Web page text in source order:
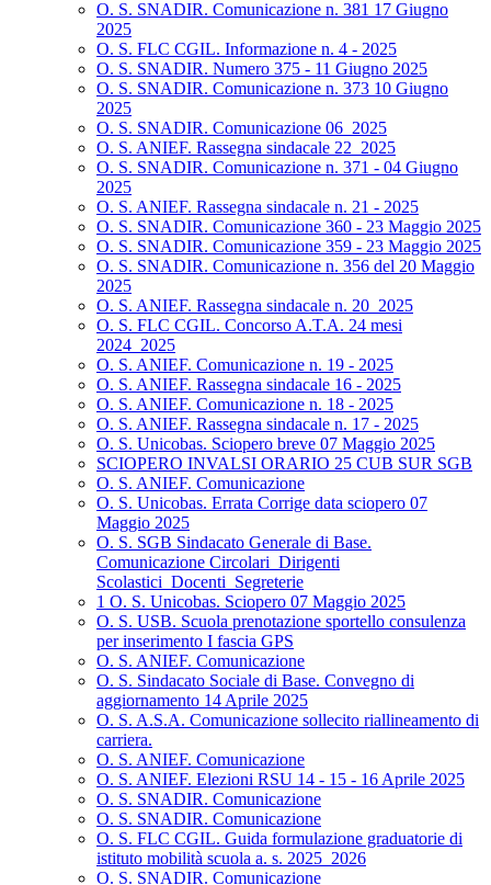
O. S. SNADIR. Comunicazione n. 381 17 Giugno
2025
O. S. FLC CGIL. Informazione n. 4 - 2025
O. S. SNADIR. Numero 375 - 11 Giugno 2025
O. S. SNADIR. Comunicazione n. 373 10 Giugno
2025
O. S. SNADIR. Comunicazione 06_2025
O. S. ANIEF. Rassegna sindacale 22_2025
O. S. SNADIR. Comunicazione n. 371 - 04 Giugno
2025
O. S. ANIEF. Rassegna sindacale n. 21 - 2025
O. S. SNADIR. Comunicazione 360 - 23 Maggio 2025
O. S. SNADIR. Comunicazione 359 - 23 Maggio 2025
O. S. SNADIR. Comunicazione n. 356 del 20 Maggio
2025
O. S. ANIEF. Rassegna sindacale n. 20_2025
O. S. FLC CGIL. Concorso A.T.A. 24 mesi
2024_2025
O. S. ANIEF. Comunicazione n. 19 - 2025
O. S. ANIEF. Rassegna sindacale 16 - 2025
O. S. ANIEF. Comunicazione n. 18 - 2025
O. S. ANIEF. Rassegna sindacale n. 17 - 2025
O. S. Unicobas. Sciopero breve 07 Maggio 2025
SCIOPERO INVALSI ORARIO 25 CUB SUR SGB
O. S. ANIEF. Comunicazione
O. S. Unicobas. Errata Corrige data sciopero 07
Maggio 2025
O. S. SGB Sindacato Generale di Base.
Comunicazione Circolari_Dirigenti
Scolastici_Docenti_Segreterie
1 O. S. Unicobas. Sciopero 07 Maggio 2025
O. S. USB. Scuola prenotazione sportello consulenza
per inserimento I fascia GPS
O. S. ANIEF. Comunicazione
O. S. Sindacato Sociale di Base. Convegno di
aggiornamento 14 Aprile 2025
O. S. A.S.A. Comunicazione sollecito riallineamento di
carriera.
O. S. ANIEF. Comunicazione
O. S. ANIEF. Elezioni RSU 14 - 15 - 16 Aprile 2025
O. S. SNADIR. Comunicazione
O. S. SNADIR. Comunicazione
O. S. FLC CGIL. Guida formulazione graduatorie di
istituto mobilità scuola a. s. 2025_2026
O. S. SNADIR. Comunicazione